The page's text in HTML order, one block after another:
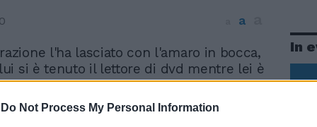
Do Not Process My Personal Information
a
l'ha lasciato con l'amaro in bocca,
si è tenuto il lettore di dvd mentre lei è
collezione della serie «Desperate
lui è riuscito a strappare la telecamera
non ha potuto portarsi via lo schermo
In